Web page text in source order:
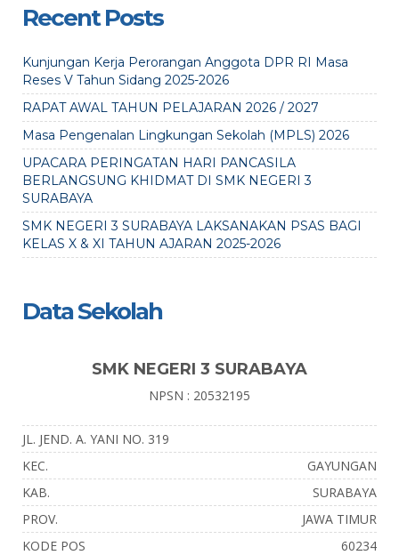
Recent Posts
Kunjungan Kerja Perorangan Anggota DPR RI Masa
Reses V Tahun Sidang 2025-2026
RAPAT AWAL TAHUN PELAJARAN 2026 / 2027
Masa Pengenalan Lingkungan Sekolah (MPLS) 2026
UPACARA PERINGATAN HARI PANCASILA
BERLANGSUNG KHIDMAT DI SMK NEGERI 3
SURABAYA
SMK NEGERI 3 SURABAYA LAKSANAKAN PSAS BAGI
KELAS X & XI TAHUN AJARAN 2025-2026
Data Sekolah
SMK NEGERI 3 SURABAYA
NPSN : 20532195
JL. JEND. A. YANI NO. 319
KEC.
GAYUNGAN
KAB.
SURABAYA
PROV.
JAWA TIMUR
KODE POS
60234